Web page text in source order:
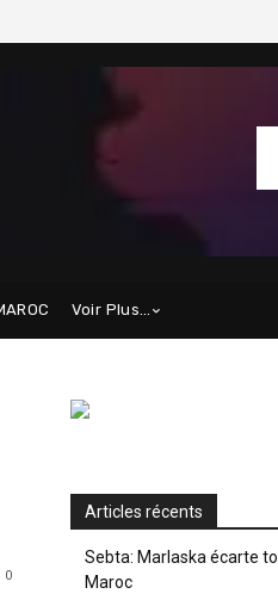
Voir Plus…
0
Articles récents
Sebta: Marlaska écarte
Maroc